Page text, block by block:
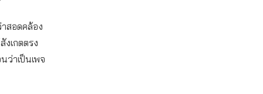
สอดคล้อง
งเกตตรง
ว่าเป็นเพจ